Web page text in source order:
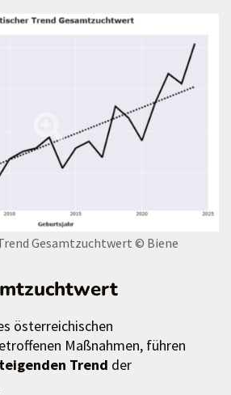
Gesamtzuchtwert © Biene
österreichischen
Maßnahmen, führen
Trend der